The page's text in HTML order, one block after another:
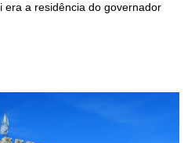
era a residência do governador